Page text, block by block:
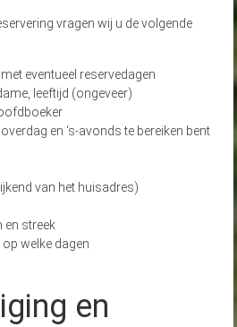
vragen wij u de volgende
eventueel reservedagen
leeftijd (ongeveer)
en ‘s-avonds te bereiken bent
van het huisadres)
streek
welke dagen
en